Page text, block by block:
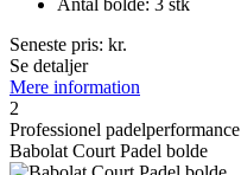
Seneste pris: kr.
Se detaljer
Mere information
2
Professionel padelperformance
Babolat Court Padel bolde